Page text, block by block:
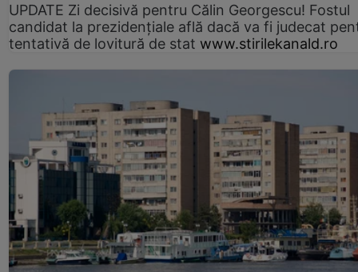
UPDATE Zi decisivă pentru Călin Georgescu! Fostul
candidat la prezidențiale află dacă va fi judecat
tentativă de lovitură de stat www.stirilekanald.ro